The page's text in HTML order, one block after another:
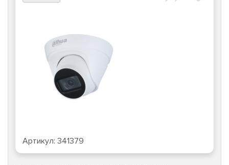
Артикул: 341379